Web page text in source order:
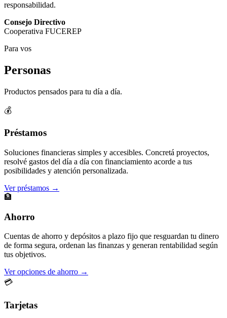
responsabilidad.
Consejo Directivo
Cooperativa FUCEREP
Para vos
Personas
Productos pensados para tu día a día.
💰
Préstamos
Soluciones financieras simples y accesibles. Concretá proyectos,
resolvé gastos del día a día con financiamiento acorde a tus
posibilidades y atención personalizada.
Ver préstamos →
🏦
Ahorro
Cuentas de ahorro y depósitos a plazo fijo que resguardan tu dinero
de forma segura, ordenan las finanzas y generan rentabilidad según
tus objetivos.
Ver opciones de ahorro →
💳
Tarjetas